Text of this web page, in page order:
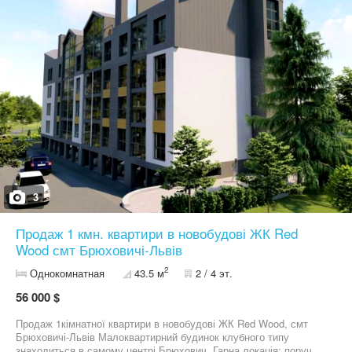
3
Продаж 1 кмн. квартири в новобудові ЖК Red
Wood смт Брюховичі-Львів
Однокомнатная 43.5 м2 2 / 4 эт.
56 000 $
Продаж 1кімнатної квартири в новобудові ЖК Red Wood, смт
Брюховичі-Львів Малоквартирний будинок клубного типу